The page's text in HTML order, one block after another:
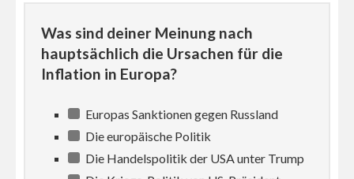
Was sind deiner Meinung nach
hauptsächlich die Ursachen für die
Inflation in Europa?
Europas Sanktionen gegen Russland
Die europäische Politik
Die Handelspolitik der USA unter Trump